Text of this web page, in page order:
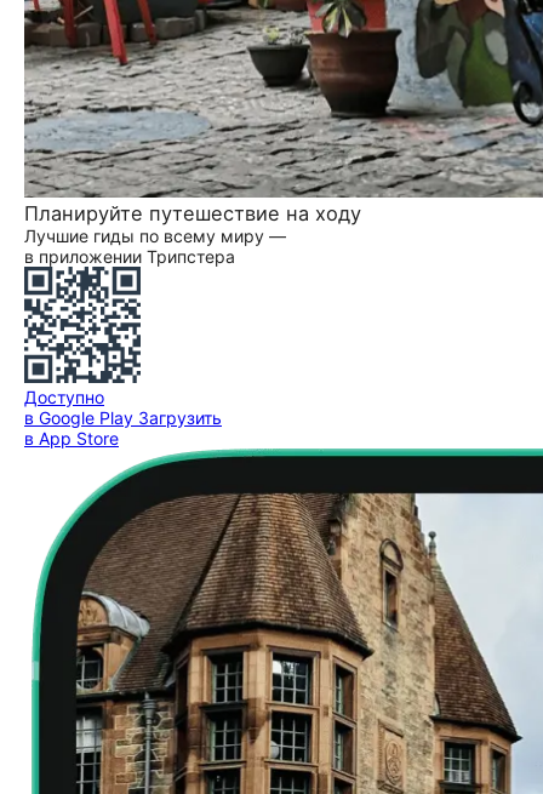
Планируйте путешествие на ходу
Лучшие гиды по всему миру —
в приложении Трипстера
Доступно
в Google Play Загрузить
в App Store